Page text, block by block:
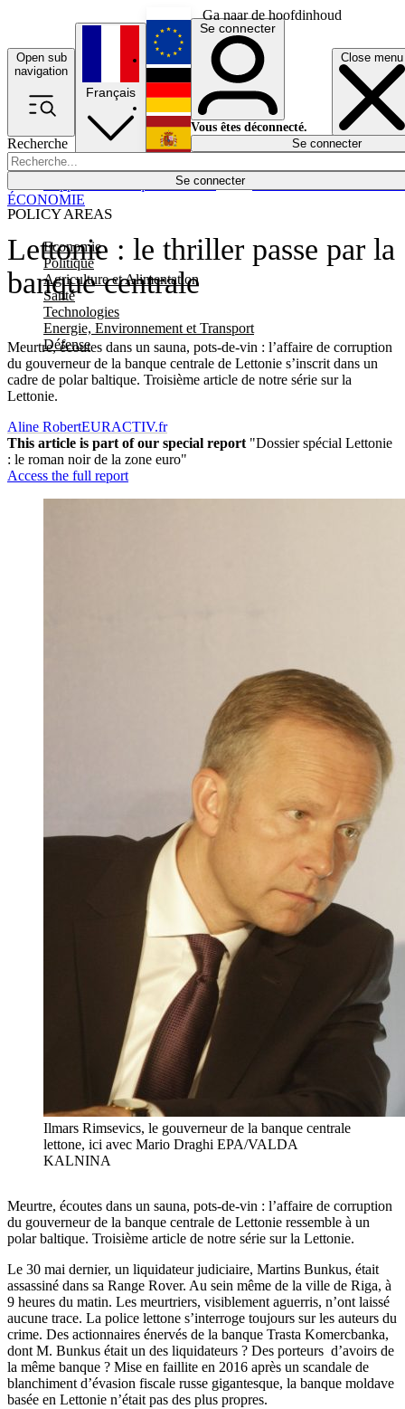
Ga naar de hoofdinhoud
Open sub
navigation
Close menu
Recherche
Se connecter
POLICY AREAS
Economie
Politique
Agriculture et Alimentation
Santé
Technologies
Energie, Environnement et Transport
Défense
Économie
Français
English
Deutsch
Español
Se connecter
Vous êtes déconnecté.
Se connecter
Lettonie : le thriller passe par la
banque centrale
Meurtre, écoutes dans un sauna, pots-de-vin : l’affaire de corruption
du gouverneur de la banque centrale de Lettonie s’inscrit dans un
cadre de polar baltique. Troisième article de notre série sur la
Lettonie.
ÉCONOMIE
Aline RobertEURACTIV.fr
This article is part of our special report "Dossier spécial Lettonie
: le roman noir de la zone euro"
Access the full report
Ilmars Rimsevics, le gouverneur de la banque centrale
lettone, ici avec Mario Draghi EPA/VALDA
KALNINA
Meurtre, écoutes dans un sauna, pots-de-vin : l’affaire de corruption
du gouverneur de la banque centrale de Lettonie ressemble à un
polar baltique. Troisième article de notre série sur la Lettonie.
Le 30 mai dernier, un liquidateur judiciaire, Martins Bunkus, était
assassiné dans sa Range Rover. Au sein même de la ville de Riga, à
9 heures du matin. Les meurtriers, visiblement aguerris, n’ont laissé
aucune trace. La police lettone s’interroge toujours sur les auteurs du
crime. Des actionnaires énervés de la banque Trasta Komercbanka,
dont M. Bunkus était un des liquidateurs ? Des porteurs d’avoirs de
la même banque ? Mise en faillite en 2016 après un scandale de
blanchiment d’évasion fiscale russe gigantesque, la banque moldave
basée en Lettonie n’était pas des plus propres.